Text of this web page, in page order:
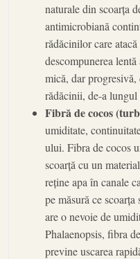
naturale din scoarța
antimicrobiană
rădăcinilor care
descompunerea
mică, dar
rădăcinii, de-a
Fibră de cocos
umiditate,
ului. Fibra de cocos
scoarță cu un
reține apa în canale
pe măsură ce
are o nevoie de
Phalaenopsis, fibra
previne uscarea